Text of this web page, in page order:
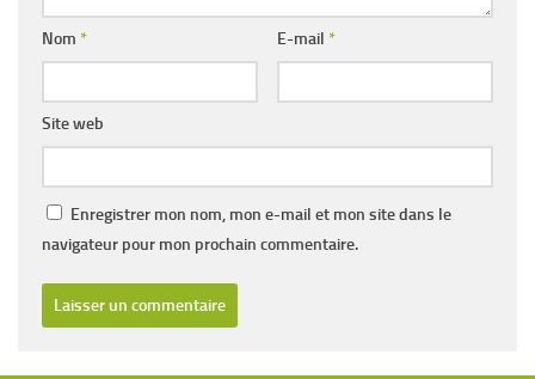
Nom * E-mail *
Site web
Enregistrer mon nom, mon e-mail et mon site dans le
navigateur pour mon prochain commentaire.